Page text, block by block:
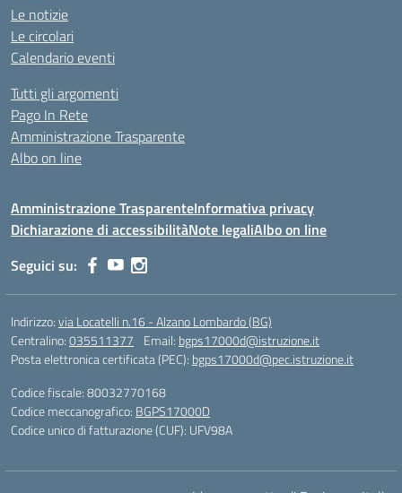
Le notizie
Le circolari
Calendario eventi
Tutti gli argomenti
Pago In Rete
Amministrazione Trasparente
Albo on line
Amministrazione TrasparenteInformativa privacy
Dichiarazione di accessibilitàNote legaliAlbo on line
Seguici su:
Indirizzo:via Locatelli n.16 - Alzano Lombardo (BG)
Centralino:035511377 Email: bgps17000d@istruzione.it
Posta elettronica certificata (PEC): bgps17000d@pec.istruzione.it
Codice fiscale: 80032770168
Codice meccanografico: BGPS17000D
Codice unico di fatturazione (CUF): UFV98A